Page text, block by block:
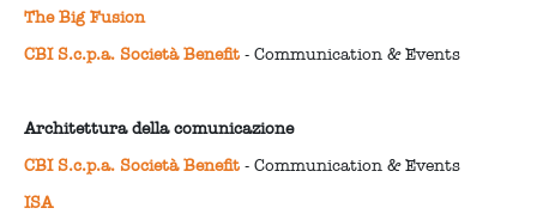
The Big Fusion
CBI S.c.p.a. Società Benefit - Communication & Events
Architettura della comunicazione
CBI S.c.p.a. Società Benefit - Communication & Events
ISA